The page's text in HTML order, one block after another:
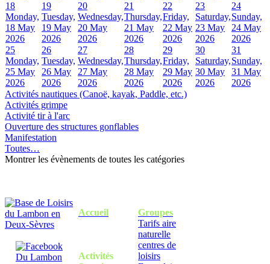
18
Monday,
18 May
2026
19
Tuesday,
19 May
2026
20
Wednesday,
20 May
2026
21
Thursday,
21 May
2026
22
Friday,
22 May
2026
23
Saturday,
23 May
2026
24
Sunday,
24 May
2026
25
Monday,
25 May
2026
26
Tuesday,
26 May
2026
27
Wednesday,
27 May
2026
28
Thursday,
28 May
2026
29
Friday,
29 May
2026
30
Saturday,
30 May
2026
31
Sunday,
31 May
2026
Activités nautiques (Canoë, kayak, Paddle, etc.)
Activités grimpe
Activité tir à l'arc
Ouverture des structures gonflables
Manifestation
Toutes…
Montrer les évènements de toutes les catégories
Accueil
Activités
Groupes
Tarifs aire
naturelle
centres de
loisirs